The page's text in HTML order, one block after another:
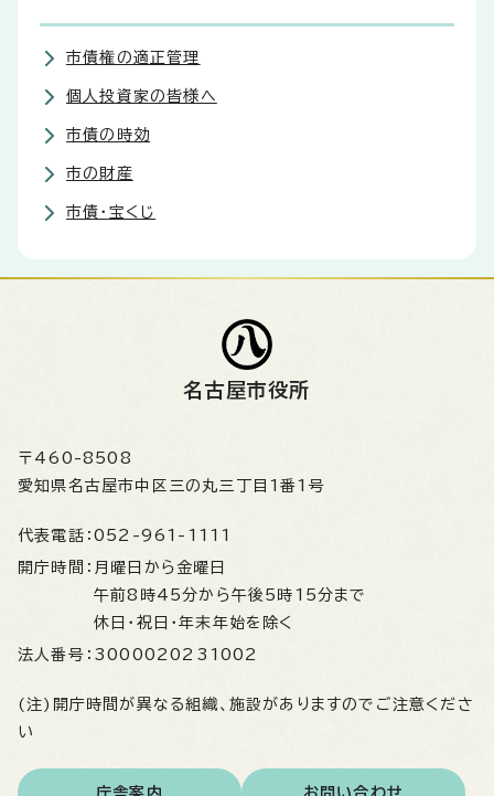
市債権の適正管理
個人投資家の皆様へ
市債の時効
市の財産
市債・宝くじ
名古屋市役所
〒460-8508
愛知県名古屋市中区三の丸三丁目1番1号
代表電話： 052-961-1111
開庁時間： 月曜日から金曜日
午前8時45分から午後5時15分まで
休日・祝日・年末年始を除く
法人番号： 3000020231002
(注)開庁時間が異なる組織、施設がありますのでご注意くださ
い
庁舎案内 お問い合わせ